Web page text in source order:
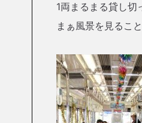
1両まるまる貸し
まぁ風景を見るこ